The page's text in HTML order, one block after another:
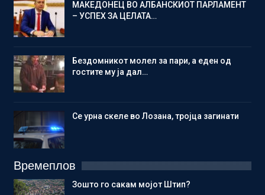
МАКЕДОНЕЦ ВО АЛБАНСКИОТ ПАРЛАМЕНТ
– УСПЕХ ЗА ЦЕЛАТА…
Бездомникот молел за пари, а еден од
гостите му ја дал…
Се урна скеле во Лозана, тројца загинати
Времеплов
Зошто го сакам мојот Штип?